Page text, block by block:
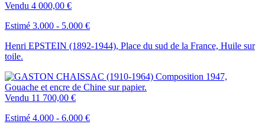
Vendu 4 000,00 €
Estimé 3.000 - 5.000 €
Henri EPSTEIN (1892-1944), Place du sud de la France, Huile sur
toile.
Vendu 11 700,00 €
Estimé 4.000 - 6.000 €